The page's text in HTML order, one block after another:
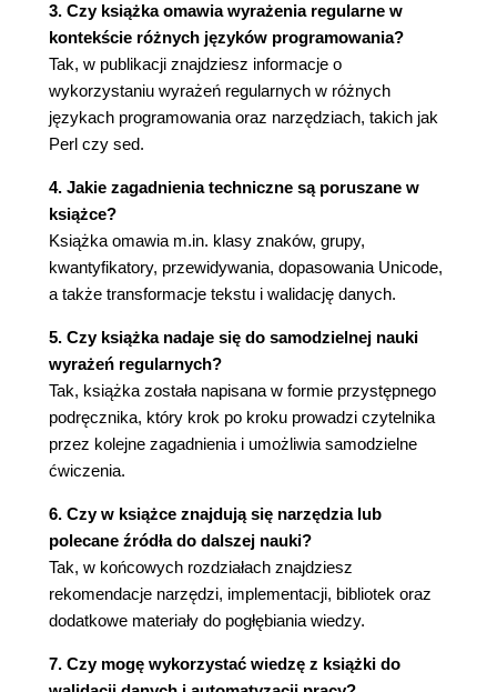
Dopasowanie znaku Unicode (84)
Dopasowanie znaków liczb ósemkowych (88)
Dopasowanie właściwości znaku Unicode (88)
Dopasowanie znaków kontrolnych (92)
Czego dowiedziałeś się z rozdziału 6.? (94)
7. Kwantyfikatory (97)
Dopasowanie za pomocą *, + oraz ? (99)
Dopasowanie określoną liczbę razy (100)
Kwantyfikatory leniwe (101)
Kwantyfikatory zaborcze (103)
Czego dowiedziałeś się z rozdziału 7.? (104)
Informacje techniczne (104)
8. Przewidywania (105)
Przewidywanie pozytywne (105)
Przewidywania negatywne (108)
Pozytywne przewidywanie wsteczne (109)
Negatywne przewidywanie wsteczne (109)
Czego dowiedziałeś się z rozdziału 8.? (110)
Informacje techniczne (110)
9. Dodawanie znaczników HTML5 do dokumentu
(111)
3. Czy książka omawia wyrażenia regularne w
kontekście różnych języków programowania?
Tak, w publikacji znajdziesz informacje o
wykorzystaniu wyrażeń regularnych w różnych
językach programowania oraz narzędziach, takich jak
Perl czy sed.
4. Jakie zagadnienia techniczne są poruszane w
książce?
Książka omawia m.in. klasy znaków, grupy,
kwantyfikatory, przewidywania, dopasowania Unicode,
a także transformacje tekstu i walidację danych.
5. Czy książka nadaje się do samodzielnej nauki
wyrażeń regularnych?
Tak, książka została napisana w formie przystępnego
podręcznika, który krok po kroku prowadzi czytelnika
przez kolejne zagadnienia i umożliwia samodzielne
ćwiczenia.
6. Czy w książce znajdują się narzędzia lub
polecane źródła do dalszej nauki?
Tak, w końcowych rozdziałach znajdziesz
rekomendacje narzędzi, implementacji, bibliotek oraz
dodatkowe materiały do pogłębiania wiedzy.
7. Czy mogę wykorzystać wiedzę z książki do